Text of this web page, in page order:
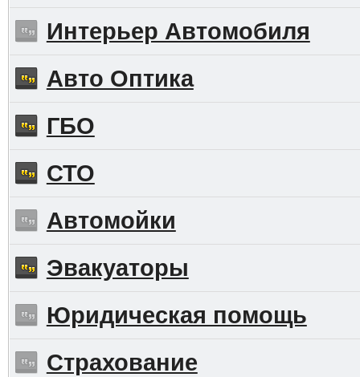
Интерьер Автомобиля
Авто Оптика
ГБО
СТО
Автомойки
Эвакуаторы
Юридическая помощь
Страхование